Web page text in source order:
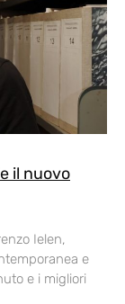
il nuovo
Ielen,
e
e i migliori